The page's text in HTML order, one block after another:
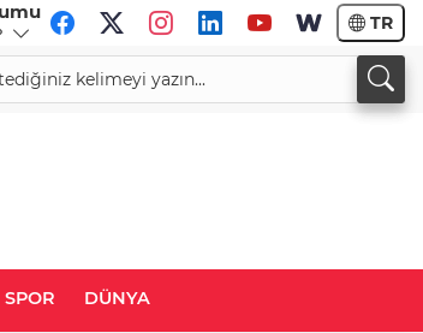
TR
33,9601
SPOR DÜNYA